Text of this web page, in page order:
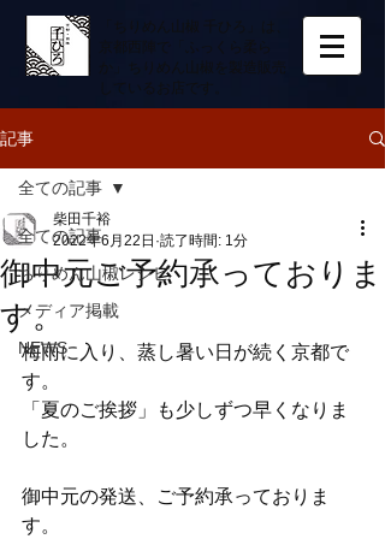
「ちりめん山椒 千ひろ」は、
京都西陣で「ふっくら柔ら
か」ちりめん山椒を製造販売
しているお店です。
記事
全ての記事
ちりめん山椒レシピ
メディア掲載
NEWS
全ての記事
御中元ご予約承っておりま
す。
柴田千裕
2022年6月22日 読了時間: 1分
梅雨に入り、蒸し暑い日が続く京都で
す。
「夏のご挨拶」も少しずつ早くなりま
した。
御中元の発送、ご予約承っておりま
す。